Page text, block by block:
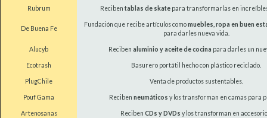
Rubrum Reciben tablas de skatepara transformarlas en
De Buena Fe
Fundación que recibe artículos comomuebles, ropa en buen
para darles nueva vida.
Alucyb Reciben aluminio y aceite de cocina para darles un
Ecotrash Basurero portátil hecho con plástico reciclado.
PlugChile Venta de productos sustentables.
Pouf Gama Reciben neumáticos y los transforman en camas para
Artenosanas Reciben CDs y DVDs y los transforman en